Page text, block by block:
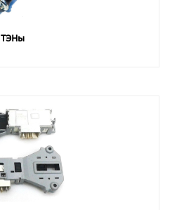
ТЭНы